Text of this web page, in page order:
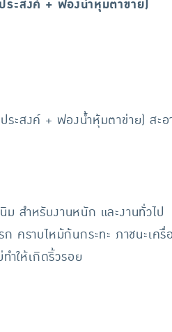
ระสงค์ + ฟองน้ำหุ้มตาข่าย)
ระสงค์ + ฟองน้ำหุ้มตาข่าย) ส
สำหรับงานหนัก และงานทั่วไป
คราบไหม้ก้นกระทะ ภาชนะเครื่
ำให้เกิดริ้วรอย